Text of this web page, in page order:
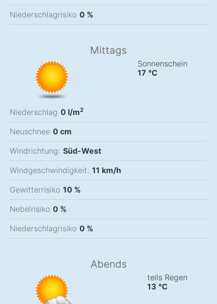
Niederschlagrisiko 0 %
Mittags
Sonnenschein
17 °C
Niederschlag 0 l/m2
Neuschnee 0 cm
Windrichtung: Süd-West
Windgeschwindigkeit: 11 km/h
Gewitterrisiko 10 %
Nebelrisiko 0 %
Niederschlagrisiko 0 %
Abends
teils Regen
13 °C